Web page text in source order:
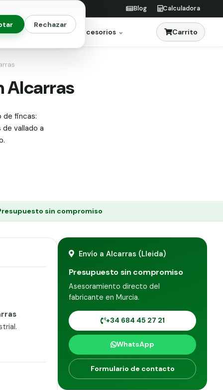
Rechazar
Blog Calculadora
Jardinería Accesorios Carrito
Alcarras
de fincas:
vallado a
sin compromiso
Envío a Alcarras (Lleida)
Presupuesto sin compromiso
Asesoramiento directo del
fabricante en Murcia.
+34 684 45 27 21
WhatsApp
Formulario de contacto